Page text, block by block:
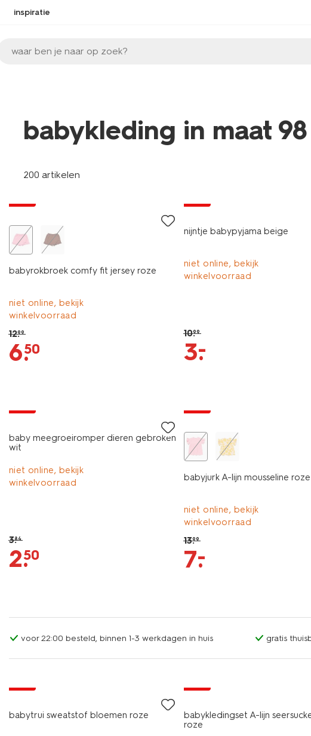
inspiratie
waar ben je naar op zoek?
babykleding in maat 98
200 artikelen
babyrokbroek comfy fit jersey roze
niet online, bekijk
winkelvoorraad
12.99
6.
50
nijntje babypyjama beige
niet online, bekijk
winkelvoorraad
10.99
3.
–
baby meegroeiromper dieren gebroken
wit
niet online, bekijk
winkelvoorraad
3.84
2.
50
babyjurk A-lijn mousseline roze
niet online, bekijk
winkelvoorraad
13.99
7.
–
voor 22:00 besteld, binnen 1-3 werkdagen in huis gratis
babytrui sweatstof bloemen roze
babykledingset A-lijn
roze